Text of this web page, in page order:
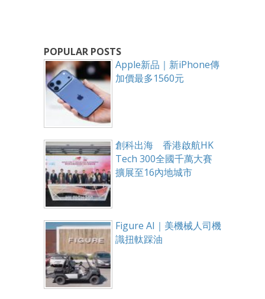
POPULAR POSTS
Apple新品｜新iPhone傳
加價最多1560元
創科出海 香港啟航HK
Tech 300全國千萬大賽
擴展至16內地城市
Figure AI｜美機械人司機
識扭軚踩油